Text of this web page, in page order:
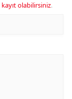
kayıt olabilirsiniz.